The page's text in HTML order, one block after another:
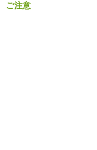
ご注意